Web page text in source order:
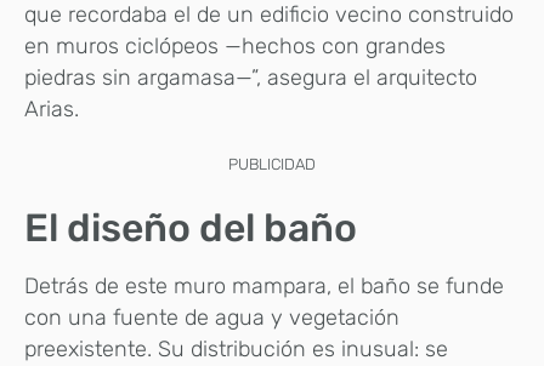
que recordaba el de un edificio vecino construido
en muros ciclópeos —hechos con grandes
piedras sin argamasa—”, asegura el arquitecto
Arias.
PUBLICIDAD
El diseño del baño
Detrás de este muro mampara, el baño se funde
con una fuente de agua y vegetación
preexistente. Su distribución es inusual: se